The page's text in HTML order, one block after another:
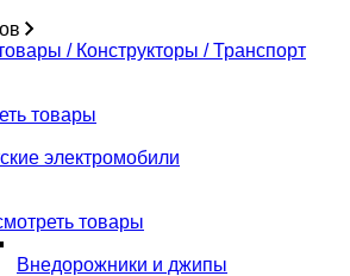
/ Конструкторы / Транспорт
товары
электромобили
товары
Внедорожники и джипы